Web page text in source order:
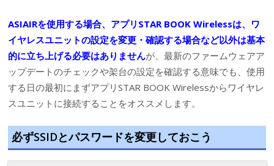
ASIAIRを使用する場合、アプリSTAR BOOK Wirelessは、ワ
イヤレスユニットの設定を変更・確認する場合など以外は基本
的に立ち上げる必要はありませんが、最新のファームウェアア
ップデートのチェックや架台の設定を確認する意味でも、使用
する日の最初にまずアプリSTAR BOOK Wirelessからワイヤレ
スユニットに接続することをオススメします。
必ずSSIDとパスワードを変更しておこう